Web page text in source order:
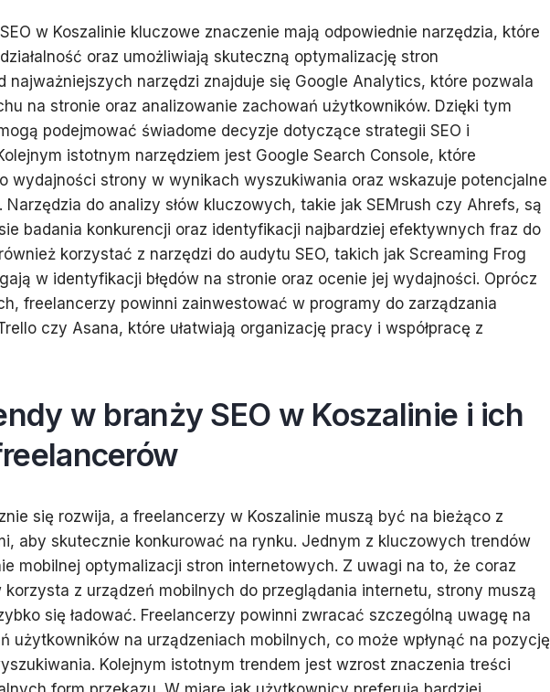
w Koszalinie kluczowe znaczenie mają odpowiednie narzędzia, które
oraz umożliwiają skuteczną optymalizację stron
najważniejszych narzędzi znajduje się Google Analytics, które pozwala
na stronie oraz analizowanie zachowań użytkowników. Dzięki tym
podejmować świadome decyzje dotyczące strategii SEO i
istotnym narzędziem jest Google Search Console, które
wydajności strony w wynikach wyszukiwania oraz wskazuje potencjalne
do analizy słów kluczowych, takie jak SEMrush czy Ahrefs, są
badania konkurencji oraz identyfikacji najbardziej efektywnych fraz do
korzystać z narzędzi do audytu SEO, takich jak Screaming Frog
w identyfikacji błędów na stronie oraz ocenie jej wydajności. Oprócz
freelancerzy powinni zainwestować w programy do zarządzania
czy Asana, które ułatwiają organizację pracy i współpracę z
w branży SEO w Koszalinie i ich
się rozwija, a freelancerzy w Koszalinie muszą być na bieżąco z
aby skutecznie konkurować na rynku. Jednym z kluczowych trendów
mobilnej optymalizacji stron internetowych. Z uwagi na to, że coraz
z urządzeń mobilnych do przeglądania internetu, strony muszą
się ładować. Freelancerzy powinni zwracać szczególną uwagę na
użytkowników na urządzeniach mobilnych, co może wpłynąć na pozycję
Kolejnym istotnym trendem jest wzrost znaczenia treści